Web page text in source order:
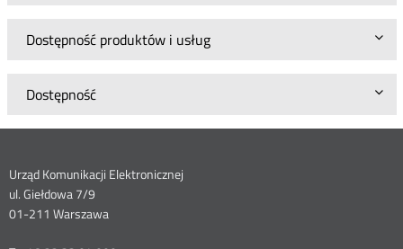
Dostępność produktów i usług
Dostępność
Dane
kontaktowe
Urząd Komunikacji Elektronicznej
ul. Giełdowa 7/9
01-211 Warszawa